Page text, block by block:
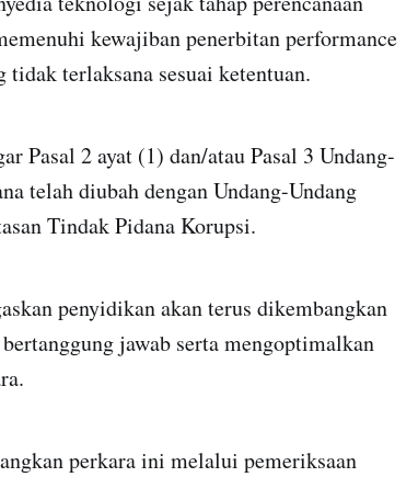
kewajiban penerbitan performance
terlaksana sesuai ketentuan.
Pasal 2 ayat (1) dan/atau Pasal 3 Undang-
telah diubah dengan Undang-Undang
Tindak Pidana Korupsi.
penyidikan akan terus dikembangkan
jawab serta mengoptimalkan
perkara ini melalui pemeriksaan